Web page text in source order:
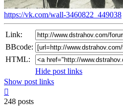
https://vk.com/wall-3460822_449038
Link:
BBcode:
HTML:
Hide post links
Show post links
248 posts